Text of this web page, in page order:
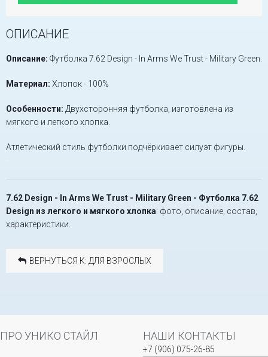
ОПИСАНИЕ
Описание: Футболка 7.62 Design - In Arms We Trust - Military Green.
Материал: Хлопок - 100%
Особенности: Двухсторонняя футболка, изготовлена из
мягкого и легкого хлопка.
Атлетический стиль футболки подчёркивает силуэт фигуры.
7.62 Design - In Arms We Trust - Military Green - Футболка 7.62
Design из легкого и мягкого хлопка: фото, описание, состав,
характеристики.
ВЕРНУТЬСЯ К: ДЛЯ ВЗРОСЛЫХ
ПРО УНИКО СТАЙЛ НАШИ КОНТАКТЫ
+7 (906) 075-26-85